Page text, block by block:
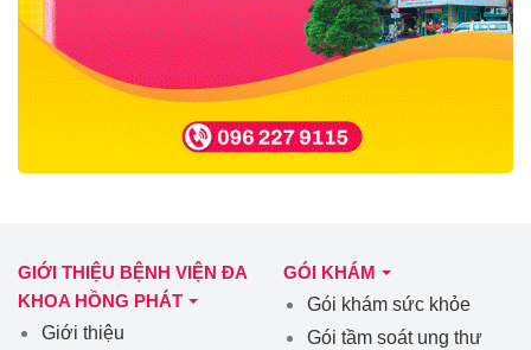
GIỚI THIỆU BỆNH VIỆN ĐA
KHOA HỒNG PHÁT
Giới thiệu
GÓI KHÁM
Gói khám sức khỏe
Gói tầm soát ung thư